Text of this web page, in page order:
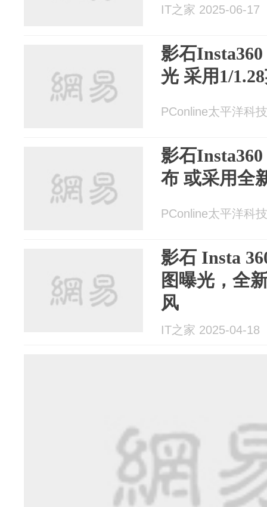
IT之家 2025-06-17
影石
光 采用1/
PConline太平洋科
影石
布 或采用全
PConline太平洋科
影石 Insta
图曝光，全
风
IT之家 2025-04-18